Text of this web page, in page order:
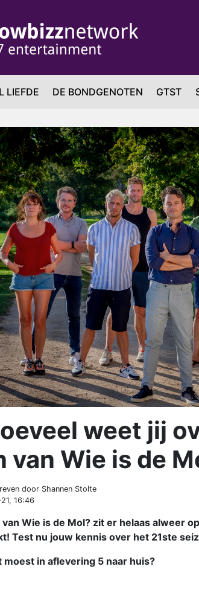
LIEFDE DE BONDGENOTEN GTST
weet jij
van Wie is de
door Shannen Stolte
16:46
Wie is de Mol? zit er helaas alweer
Test nu jouw kennis over het 21ste
moest in aflevering 5 naar huis?